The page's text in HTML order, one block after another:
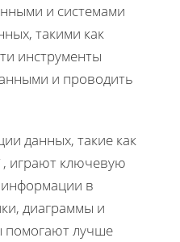
и системами
такими как
инструменты
и проводить
данных, такие как
играют ключевую
в
диаграммы и
помогают лучше